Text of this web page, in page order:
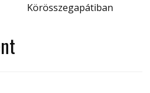
Körösszegapátiban